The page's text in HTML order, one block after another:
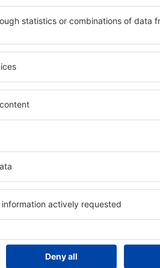
de
familii și
companii care
folosind
de
că veți
căutare
Ce fel de
Hotelurile în
oaspeți. Cele mai
cu SPA, mini bar/
masa, zonă de
informative
zonă. Unele
Uneori, acestea
Cât costă o